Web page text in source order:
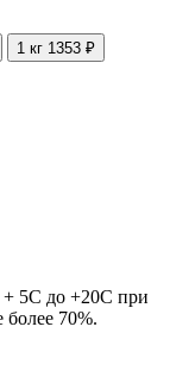
1 кг 1353 ₽
+ 5С до +20С при
более 70%.